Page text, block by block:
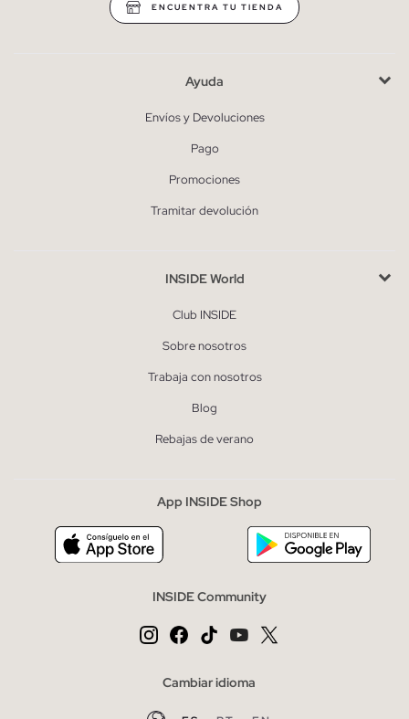
ENCUENTRA TU TIENDA
Ayuda
Envíos y Devoluciones
Pago
Promociones
Tramitar devolución
INSIDE World
Club INSIDE
Sobre nosotros
Trabaja con nosotros
Blog
Rebajas de verano
App INSIDE Shop
INSIDE Community
Cambiar idioma